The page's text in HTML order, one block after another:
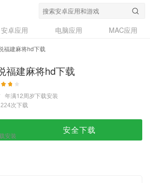
安卓应用 电脑应用
MAC应用
专题
福建麻将hd下载
福建麻将hd下载
年满12周岁下载安装
次下载
安装
安全下载